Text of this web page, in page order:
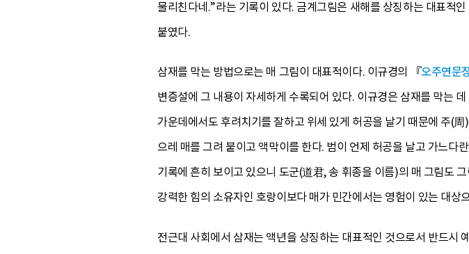
물리친다네.”라는 기록이 있다. 금계그림은 새해를 상징하는 대표적
붙였다.
삼재를 막는 방법으로는 매 그림이 대표적이다. 이규경의 『오주연문
변증설에 그 내용이 자세하게 수록되어 있다. 이규경은 삼재를 막는
가운데에서도 후려치기를 잘하고 위세 있게 허공을 날기 때문에 주(
으레 매를 그려 붙이고 액막이를 한다. 범이 언제 허공을 날고 가느다
기록에 흔히 보이고 있으니 도군(道君, 송 휘종을 이름)의 매 그림도
강력한 힘의 소유자인 호랑이보다 매가 민간에서는 영험이 있는 대상
전근대 사회에서 삼재는 액년을 상징하는 대표적인 것으로서 반드시